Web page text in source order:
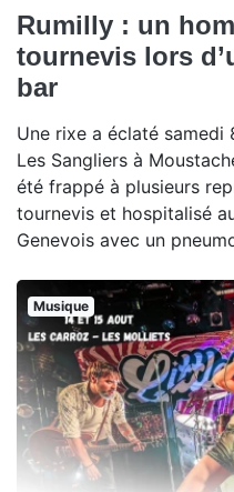
Rumilly : un
tournevis lors
bar
Une rixe a éclaté
Les Sangliers à
été frappé à plusieurs
tournevis et hospitalisé
Genevois avec un
Musique